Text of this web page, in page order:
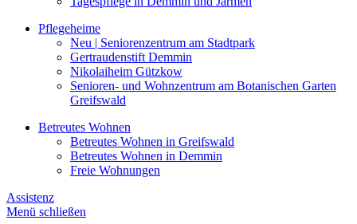
Pflegeheime
Neu | Seniorenzentrum am Stadtpark
Gertraudenstift Demmin
Nikolaiheim Gützkow
Senioren- und Wohnzentrum am Botanischen Garten
Greifswald
Betreutes Wohnen
Betreutes Wohnen in Greifswald
Betreutes Wohnen in Demmin
Freie Wohnungen
Assistenz
Menü schließen